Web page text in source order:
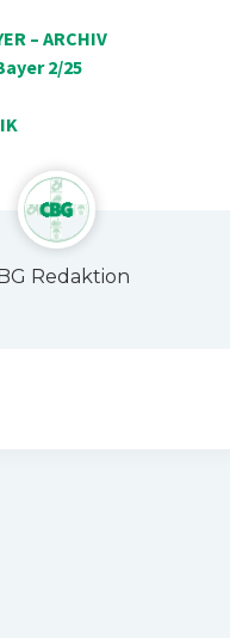
– ARCHIV
2/25
Redaktion